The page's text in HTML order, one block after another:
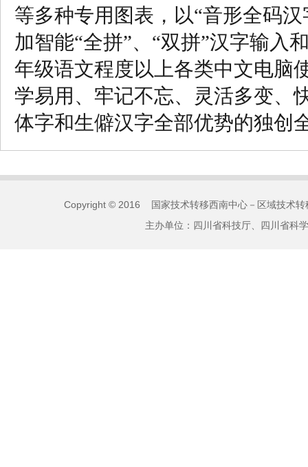
等多种专用图表，以“音形全码
加智能“全拼”、“双拼”汉字输入
年级语文程度以上各类中文电脑
学易用、牢记不忘、灵活多变、
体字和生僻汉字全部优势的独创
Copyright © 2016 国家技术转移西南中心－区域技
主办单位：四川省科技厅、四川省科